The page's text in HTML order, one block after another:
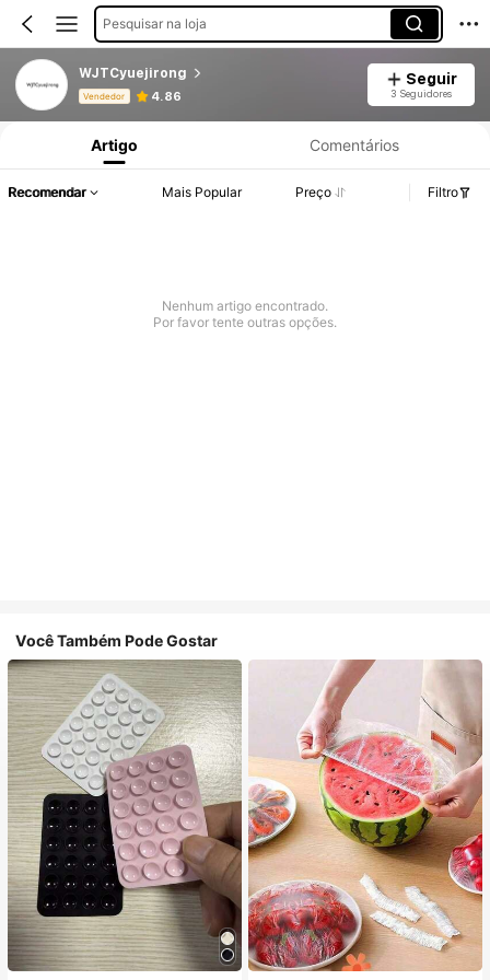
Pesquisar na loja
WJTCyuejirong
Vendedor 4.86
Seguir
3 Seguidores
Informações do Produto: Divulgação de Preço, Vendas e Detalhes de Stock.
Artigo Comentários
Recomendar Mais Popular Preço Filtro
Nenhum artigo encontrado.
Por favor tente outras opções.
Você Também Pode Gostar